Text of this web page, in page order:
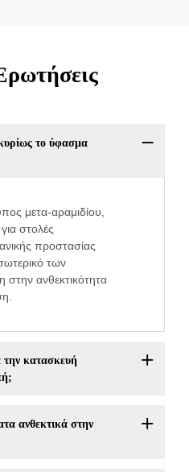
το ύφασμα
μετα-αραμιδίου,
στολές
προστασίας
των
ανθεκτικότητα
την κατασκευή
ανθεκτικά στην